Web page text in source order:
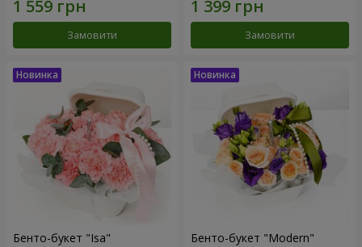
Замовити Замовити
Бенто-букет "Isa" Бенто-букет "Modern"